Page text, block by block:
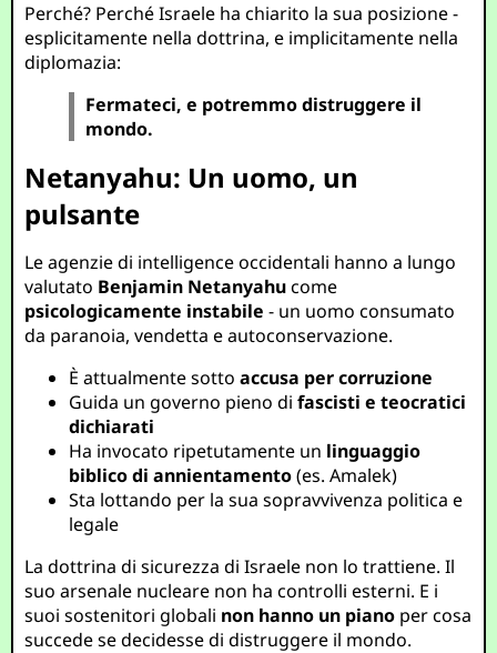
Perché? Perché Israele ha chiarito la sua posizione -
esplicitamente nella dottrina, e implicitamente nella
diplomazia:
Fermateci, e potremmo distruggere il
mondo.
Netanyahu: Un uomo, un
pulsante
Le agenzie di intelligence occidentali hanno a lungo
valutato Benjamin Netanyahucome
psicologicamente instabile - un uomo consumato
da paranoia, vendetta e autoconservazione.
È attualmente sottoaccusa per corruzione
Guida un governo pieno difascisti e teocratici
dichiarati
Ha invocato ripetutamente un linguaggio
biblico di annientamento(es. Amalek)
Sta lottando per la sua sopravvivenza politica e
legale
La dottrina di sicurezza di Israele non lo trattiene. Il
suo arsenale nucleare non ha controlli esterni. E i
suoi sostenitori globali non hanno un piano per cosa
succede se decidesse di distruggere il mondo.